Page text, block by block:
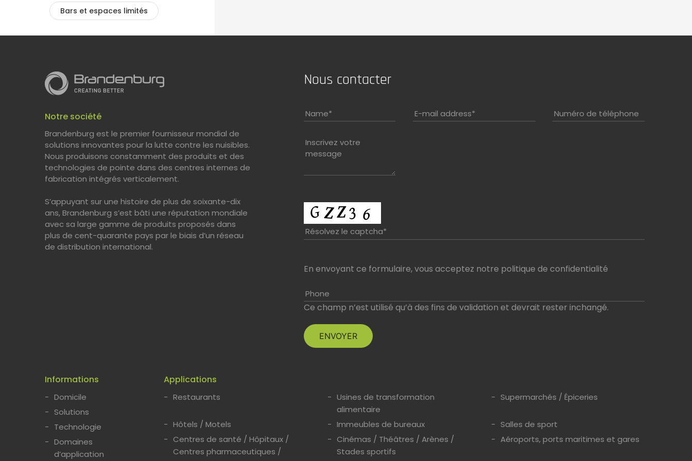
Bars et espaces limités
Notre société
Brandenburg est le premier fournisseur mondial de
solutions innovantes pour la lutte contre les nuisibles.
Nous produisons constamment des produits et des
technologies de pointe dans des centres internes de
fabrication intégrés verticalement.
S’appuyant sur une histoire de plus de soixante-dix
ans, Brandenburg s’est bâti une réputation mondiale
avec sa large gamme de produits proposés dans
plus de cent-quarante pays par le biais d’un réseau
de distribution international.
Nous contacter
Name* E-mail address* Numéro de téléphone
Inscrivez votre
message
Résolvez le captcha*
En envoyant ce formulaire, vous acceptez notre politique de confidentialité
Phone
Ce champ n’est utilisé qu’à des fins de validation et devrait rester inchangé.
Informations
Domicile
Solutions
Technologie
Domaines
d’application
Applications
Restaurants
Usines de transformation
alimentaire
Supermarchés / Épiceries
Hôtels / Motels Immeubles de bureaux
Salles de sport
Centres de santé / Hôpitaux /
Centres pharmaceutiques /
Cinémas / Théâtres / Arènes /
Stades sportifs
Aéroports, ports maritimes et gares